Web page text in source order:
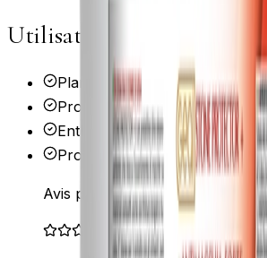
Utilisations principales
Plans de travail en pierre
Protection de surfaces de
Entretien de revêtements
Protection de matériaux
Avis professionnel Atouts